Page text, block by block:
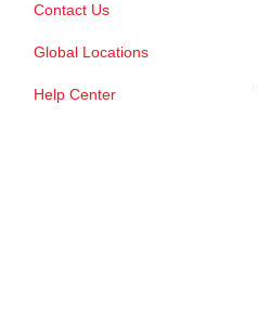
Contact Us
Global Locations
Help Center